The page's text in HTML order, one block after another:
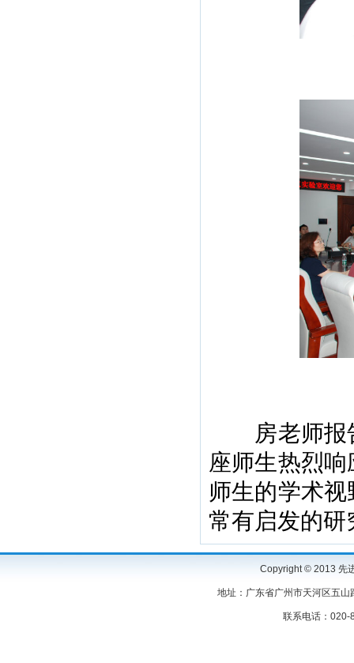
房老师报告
座师生热烈
师生的学术
常有启发的
Copyright © 2013 先
地址：广东省广州市天河区五
联系电话：020-